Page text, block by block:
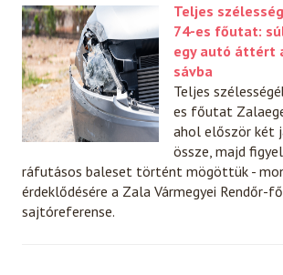
Teljes
74-es főutat:
egy autó áttért
sávba
Teljes
es főutat
ahol először két
össze, majd
ráfutásos baleset történt mögöttük -
érdeklődésére a Zala Vármegyei Rendőr-
sajtóreferense.